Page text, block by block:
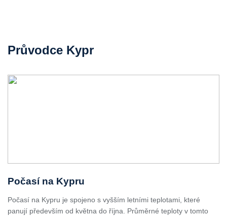
Průvodce Kypr
Počasí na Kypru
Počasí na Kypru je spojeno s vyšším letními teplotami, které
panují především od května do října. Průměrné teploty v tomto